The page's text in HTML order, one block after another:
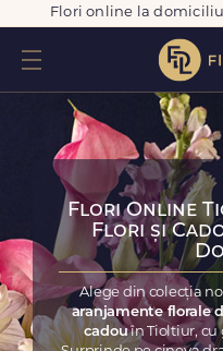
Flori online la
Flori Online
Flori și
Alege din colecția
aranjamente florale
cadouîn Tioltiur, cu